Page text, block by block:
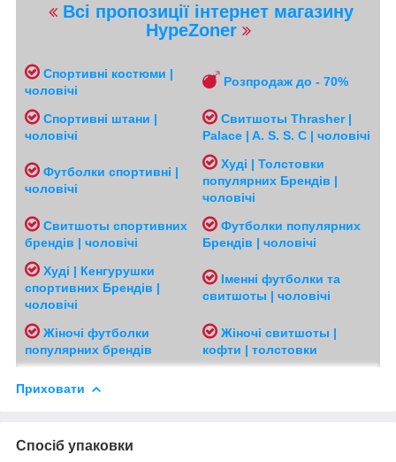
Всі пропозиції інтернет магазину
HypeZoner
Спортивні костюми |
чоловічі
Розпродаж до - 70%
Спортивні штани |
чоловічі
Свитшоты Thrasher |
Palace | A. S. S. C | чоловічі
Футболки спортивні |
чоловічі
Худі | Толстовки
популярних Брендів |
чоловічі
Свитшоты спортивних
брендів | чоловічі
Футболки популярних
Брендів | чоловічі
Худі | Кенгурушки
спортивних Брендів |
чоловічі
Іменні футболки та
свитшоты | чоловічі
Жіночі футболки
популярних брендів
Жіночі свитшоты |
кофти | толстовки
Приховати
Спосіб упаковки